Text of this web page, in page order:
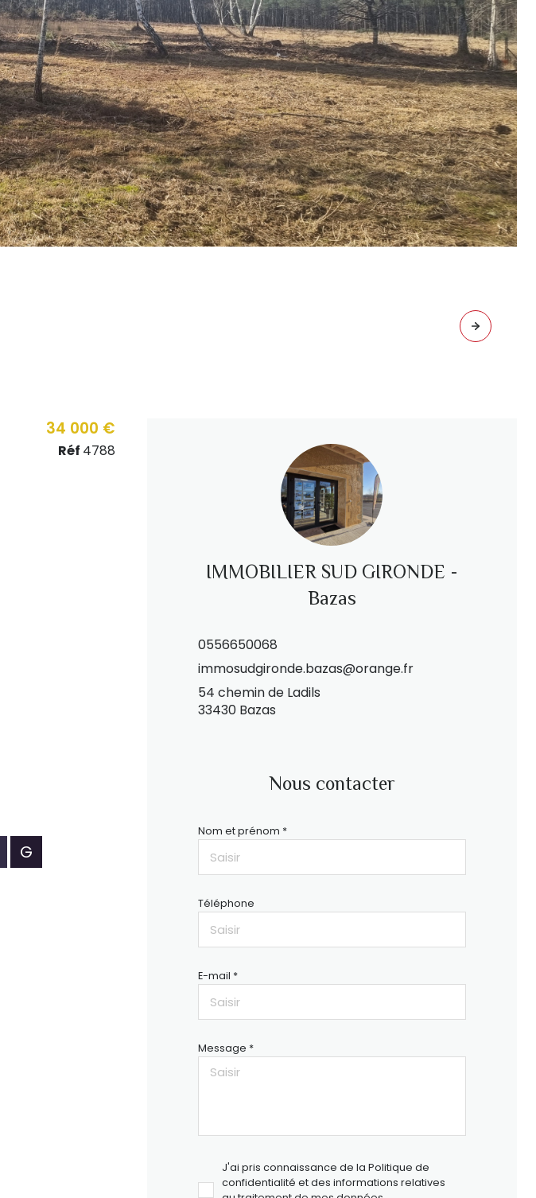
34 000 €
Réf 4788
G
IMMOBILIER SUD GIRONDE -
Bazas
0556650068
immosudgironde.bazas@orange.fr
54 chemin de Ladils
33430 Bazas
Nous contacter
Nom et prénom *
Téléphone
E-mail *
Message *
J'ai pris connaissance de la Politique de
confidentialité et des informations relatives